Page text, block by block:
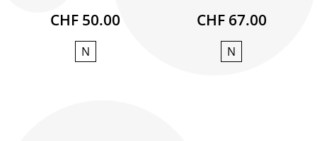
CHF 50.00
N
CHF 67.00
N